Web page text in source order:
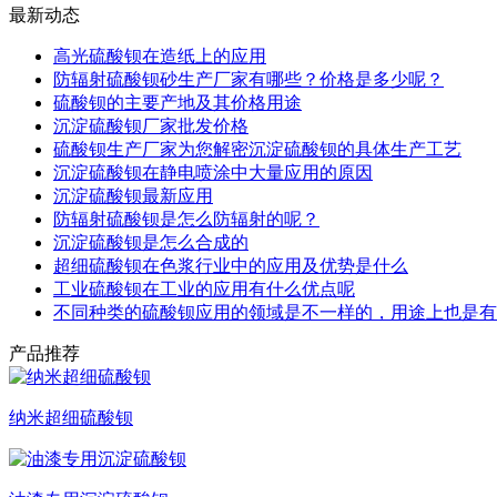
最新动态
高光硫酸钡在造纸上的应用
防辐射硫酸钡砂生产厂家有哪些？价格是多少呢？
硫酸钡的主要产地及其价格用途
沉淀硫酸钡厂家批发价格
硫酸钡生产厂家为您解密沉淀硫酸钡的具体生产工艺
沉淀硫酸钡在静电喷涂中大量应用的原因
沉淀硫酸钡最新应用
防辐射硫酸钡是怎么防辐射的呢？
沉淀硫酸钡是怎么合成的
超细硫酸钡在色浆行业中的应用及优势是什么
工业硫酸钡在工业的应用有什么优点呢
不同种类的硫酸钡应用的领域是不一样的，用途上也是
产品推荐
纳米超细硫酸钡